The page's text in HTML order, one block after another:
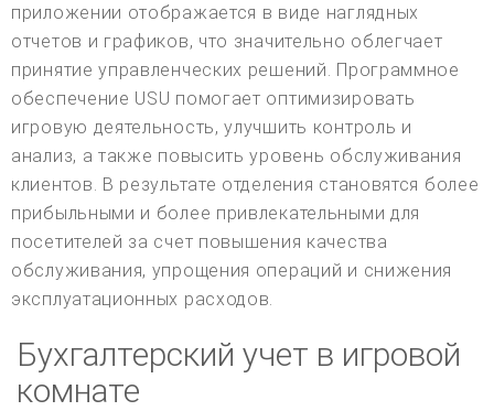
приложении отображается в виде наглядных
отчетов и графиков, что значительно облегчает
принятие управленческих решений. Программное
обеспечение USU помогает оптимизировать
игровую деятельность, улучшить контроль и
анализ, а также повысить уровень обслуживания
клиентов. В результате отделения становятся более
прибыльными и более привлекательными для
посетителей за счет повышения качества
обслуживания, упрощения операций и снижения
эксплуатационных расходов.
Бухгалтерский учет в игровой
комнате